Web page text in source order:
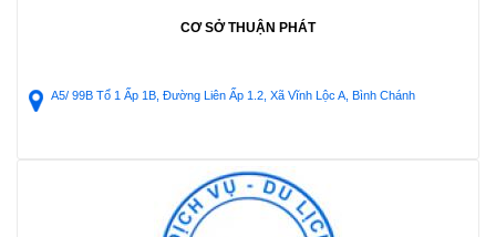
CƠ SỞ THUẬN PHÁT
A5/ 99B Tổ 1 Ấp 1B, Đường Liên Ấp 1.2, Xã Vĩnh Lộc A, Bình Chánh